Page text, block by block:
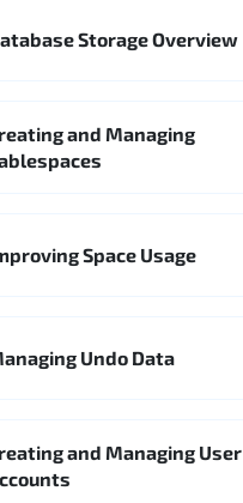
Storage Overview
and Managing
Space Usage
Undo Data
and Managing User